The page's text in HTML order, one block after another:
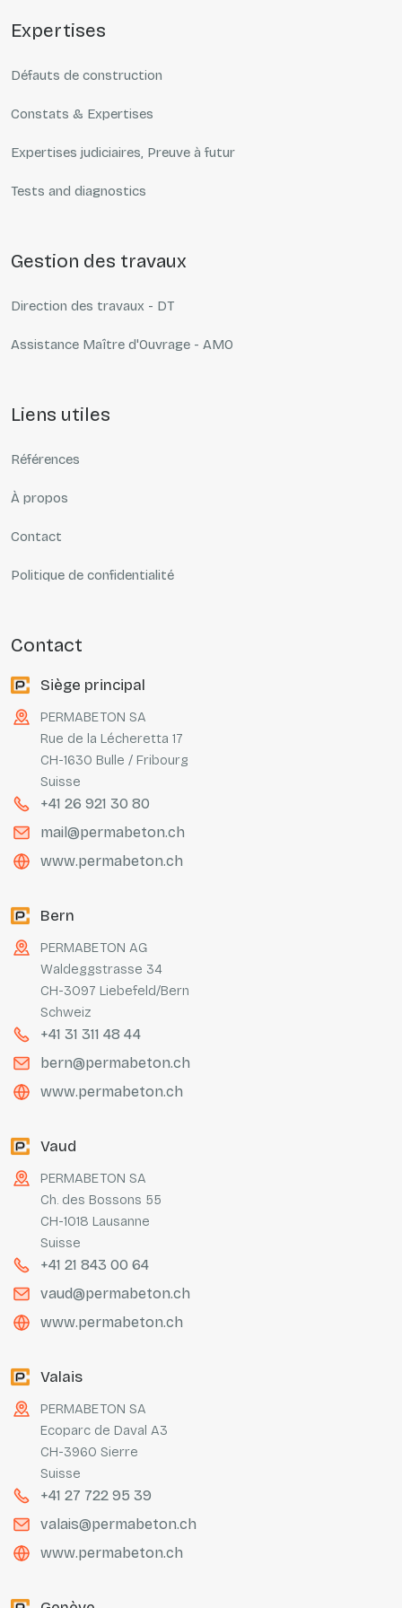
expertises
Défauts de construction
Constats & Expertises
Expertises judiciaires, Preuve à futur
Tests and diagnostics
gestion des travaux
Direction des travaux - DT
Assistance Maître d'Ouvrage - AMO
liens utiles
Références
À propos
Contact
Politique de confidentialité
contact
Siège principal
PERMABETON SA
Rue de la Lécheretta 17
CH-1630 Bulle / Fribourg
Suisse
+41 26 921 30 80
mail@permabeton.ch
www.permabeton.ch
Bern
PERMABETON AG
Waldeggstrasse 34
CH-3097 Liebefeld/Bern
Schweiz
+41 31 311 48 44
bern@permabeton.ch
www.permabeton.ch
Vaud
PERMABETON SA
Ch. des Bossons 55
CH-1018 Lausanne
Suisse
+41 21 843 00 64
vaud@permabeton.ch
www.permabeton.ch
Valais
PERMABETON SA
Ecoparc de Daval A3
CH-3960 Sierre
Suisse
+41 27 722 95 39
valais@permabeton.ch
www.permabeton.ch